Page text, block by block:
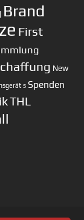
Brand
First
New
s Spenden
THL